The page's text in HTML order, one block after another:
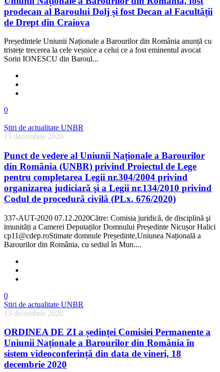
prodecan al Baroului Dolj și fost Decan al Facultății
de Drept din Craiova
Președintele Uniunii Naționale a Barourilor din România anunță cu
tristețe trecerea la cele veșnice a celui ce a fost eminentul avocat
Sorin IONESCU din Baroul...
0
Știri de actualitate UNBR
15 decembrie 2020
Punct de vedere al Uniunii Naționale a Barourilor
din România (UNBR) privind Proiectul de Lege
pentru completarea Legii nr.304/2004 privind
organizarea judiciară şi a Legii nr.134/2010 privind
Codul de procedură civilă (PLx. 676/2020)
337-AUT-2020 07.12.2020Către: Comisia juridică, de disciplină şi
imunități a Camerei Deputaților Domnului Președinte Nicușor Halici
cp11@cdep.roStimate domnule Președinte,Uniunea Națională a
Barourilor din România, cu sediul în Mun....
0
Știri de actualitate UNBR
15 decembrie 2020
ORDINEA DE ZI a ședinței Comisiei Permanente a
Uniunii Naționale a Barourilor din România în
sistem videoconferință din data de vineri, 18
decembrie 2020